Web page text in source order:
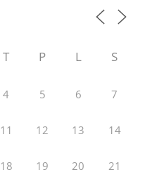
T P L S
4 5 6 7
11 12 13 14
18 19 20 21